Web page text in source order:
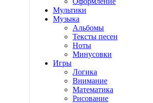
Мультики
Музыка
Альбомы
Тексты песен
Ноты
Минусовки
Игры
Логика
Внимание
Математика
Рисование